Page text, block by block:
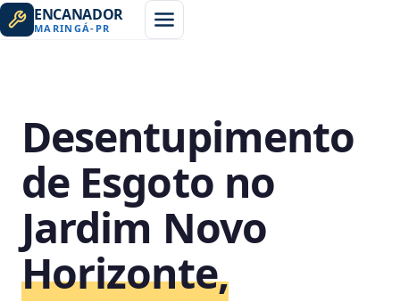
ENCANADOR
MARINGÁ- PR
Desentupimento
de Esgoto no
Jardim Novo
Horizonte,